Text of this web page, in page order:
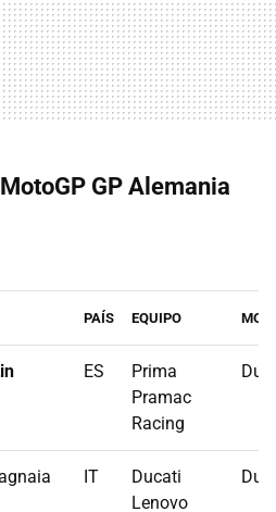
GP Alemania
PAÍS EQUIPO
ES
Prima
Pramac
Racing
IT
Ducati
Lenovo